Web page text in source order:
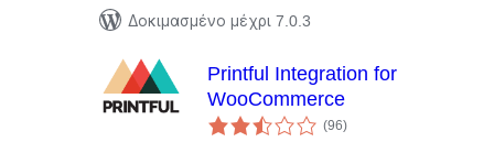
Δοκιμασμένο μέχρι 7.0.3
Printful Integration for
WooCommerce
(96αξιολογήσεις
σύνολο
)